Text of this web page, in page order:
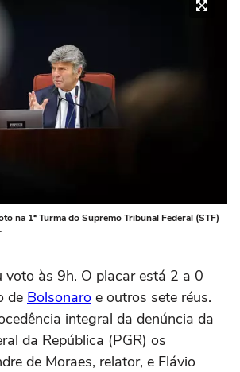
na 1ª Turma do Supremo Tribunal Federal (STF)
voto às 9h. O placar está 2 a 0
de Bolsonaro e outros sete réus.
integral da denúncia da
da República (PGR) os
de Moraes, relator, e Flávio